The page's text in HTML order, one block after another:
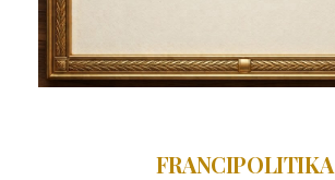
FRANCIPOLITIKA